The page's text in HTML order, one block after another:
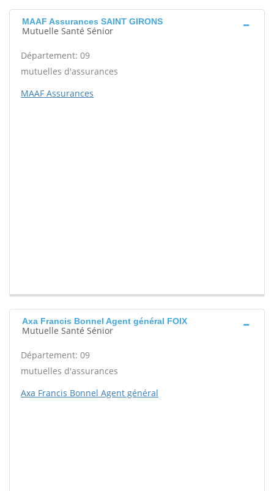
MAAF Assurances SAINT GIRONS
Mutuelle Santé Sénior
Département: 09
mutuelles d'assurances
MAAF Assurances
Axa Francis Bonnel Agent général FOIX
Mutuelle Santé Sénior
Département: 09
mutuelles d'assurances
Axa Francis Bonnel Agent général